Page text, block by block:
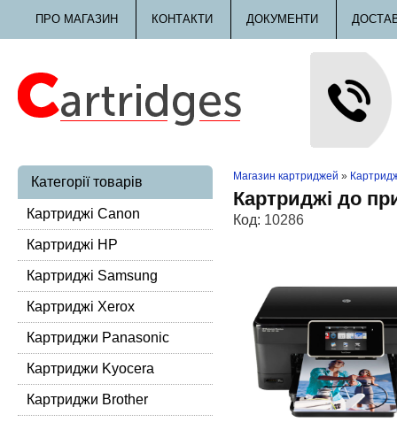
ПРО МАГАЗИН КОНТАКТИ ДОКУМЕНТИ
Категорії товарів
Картриджі Canon
Картриджі HP
Картриджі Samsung
Картриджі Xerox
Картриджи Panasonic
Картриджи Kyocera
Картриджи Brother
Магазин картриджей »
Картриджі до
Код: 10286